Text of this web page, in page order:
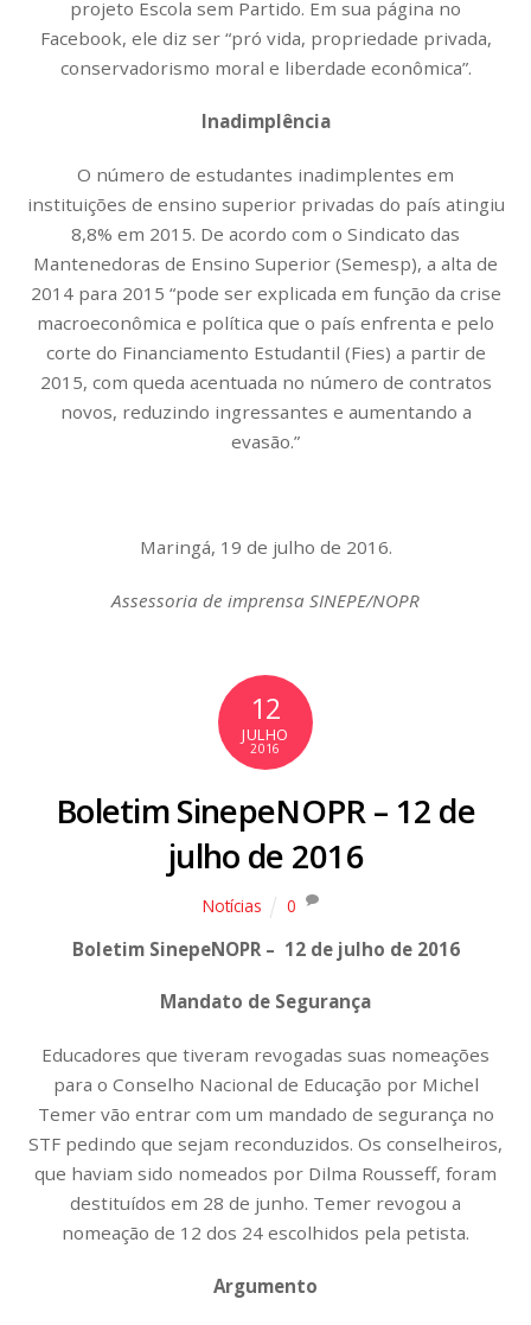
projeto Escola sem Partido. Em sua página no
Facebook, ele diz ser “pró vida, propriedade privada,
conservadorismo moral e liberdade econômica”.
Inadimplência
O número de estudantes inadimplentes em
instituições de ensino superior privadas do país atingiu
8,8% em 2015. De acordo com o Sindicato das
Mantenedoras de Ensino Superior (Semesp), a alta de
2014 para 2015 “pode ser explicada em função da crise
macroeconômica e política que o país enfrenta e pelo
corte do Financiamento Estudantil (Fies) a partir de
2015, com queda acentuada no número de contratos
novos, reduzindo ingressantes e aumentando a
evasão.”
Maringá, 19 de julho de 2016.
Assessoria de imprensa SINEPE/NOPR
12
JULHO
2016
Boletim SinepeNOPR – 12 de
julho de 2016
Notícias 0
Boletim SinepeNOPR – 12 de julho de 2016
Mandato de Segurança
Educadores que tiveram revogadas suas nomeações
para o Conselho Nacional de Educação por Michel
Temer vão entrar com um mandado de segurança no
STF pedindo que sejam reconduzidos. Os conselheiros,
que haviam sido nomeados por Dilma Rousseff, foram
destituídos em 28 de junho. Temer revogou a
nomeação de 12 dos 24 escolhidos pela petista.
Argumento